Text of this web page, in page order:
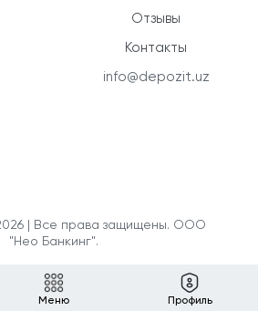
Меню Профиль
Отзывы
Контакты
info@depozit.uz
| Все права защищены. ООО
"Нео Банкинг".